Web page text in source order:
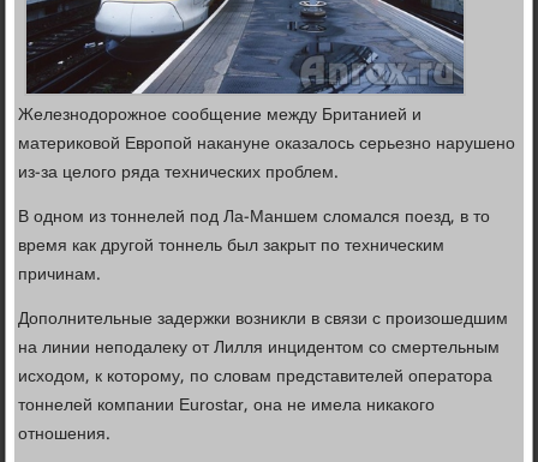
Железнодорожное сообщение между Британией и
материковой Европой накануне оказалось серьезно нарушено
из-за целого ряда технических проблем.
В одном из тоннелей под Ла-Маншем сломался поезд, в то
время как другой тоннель был закрыт по техническим
причинам.
Дополнительные задержки возникли в связи с произошедшим
на линии неподалеку от Лилля инцидентом со смертельным
исходом, к которому, по словам представителей оператора
тоннелей компании Eurostar, она не имела никакого
отношения.